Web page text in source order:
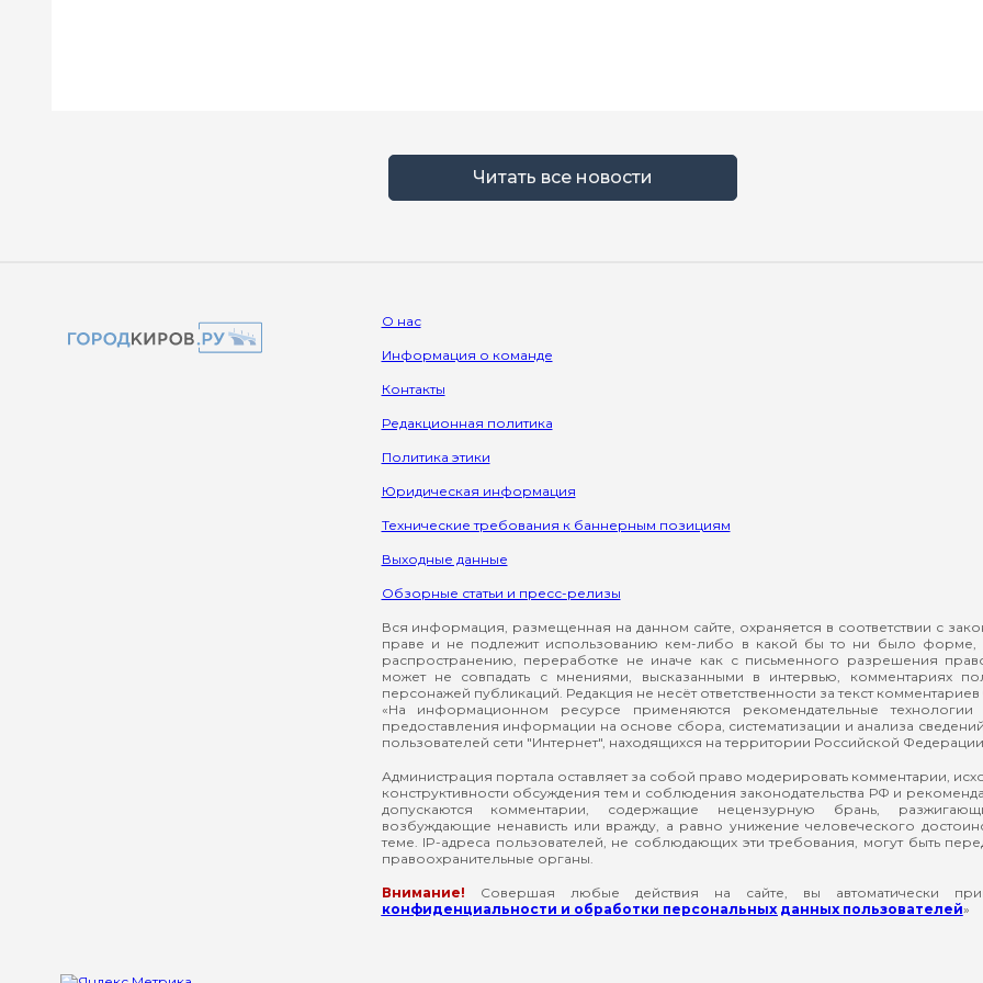
Читать все новости
О нас
Информация о команде
Контакты
Редакционная политика
Политика этики
Юридическая информация
Технические требования к баннерным позициям
Выходные данные
Обзорные статьи и пресс-релизы
Вся информация, размещенная на данном сайте, охраняется в соответствии с
праве и не подлежит использованию кем-либо в какой бы то ни было форме,
распространению, переработке не иначе как с письменного разрешения
может не совпадать с мнениями, высказанными в интервью, комментариях
персонажей публикаций. Редакция не несёт ответственности за текст комментариев
«На информационном ресурсе применяются рекомендательные технологии
предоставления информации на основе сбора, систематизации и анализа
пользователей сети "Интернет", находящихся на территории Российской
Администрация портала оставляет за собой право модерировать комментарии,
конструктивности обсуждения тем и соблюдения законодательства РФ и
допускаются комментарии, содержащие нецензурную брань,
возбуждающие ненависть или вражду, а равно унижение человеческого
теме. IP-адреса пользователей, не соблюдающих эти требования, могут быть
правоохранительные органы.
Внимание! Совершая любые действия на сайте, вы автоматически
конфиденциальности и обработки персональных данных пользователей»